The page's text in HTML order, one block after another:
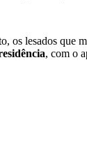
os lesados que
, com o